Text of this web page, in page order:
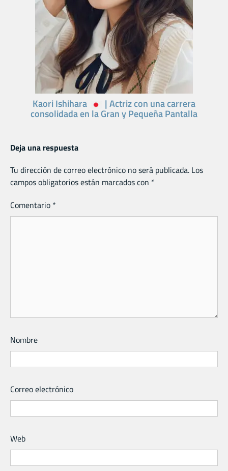
Kaori Ishihara | Actriz con una carrera
consolidada en la Gran y Pequeña Pantalla
Deja una respuesta
Tu dirección de correo electrónico no será publicada. Los
campos obligatorios están marcados con *
Comentario *
Nombre
Correo electrónico
Web